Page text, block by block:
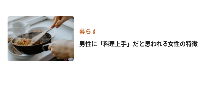
暮らす
男性に「料理上手」だと思われる女性の特徴